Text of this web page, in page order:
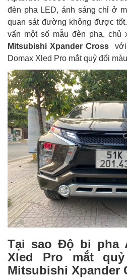
đèn pha LED, ánh sáng chỉ ở
quan sát đường không được
vấn một số mẫu đèn pha, chủ
Mitsubishi Xpander Cross
Domax Xled Pro mắt quỷ đổi
Tại sao Độ bi pha
Xled Pro mắt
Mitsubishi Xpander